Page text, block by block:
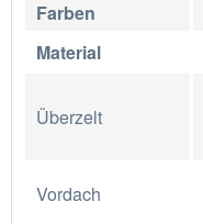
Farben
Material
Überzelt
Vordach